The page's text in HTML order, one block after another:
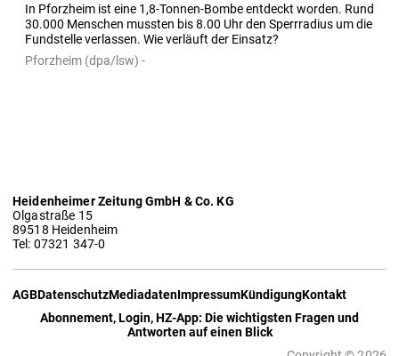
In Pforzheim ist eine 1,8-Tonnen-Bombe entdeckt worden. Rund
30.000 Menschen mussten bis 8.00 Uhr den Sperrradius um die
Fundstelle verlassen. Wie verläuft der Einsatz?
Pforzheim (dpa/lsw) -
Heidenheimer Zeitung GmbH & Co. KG
Olgastraße 15
89518 Heidenheim
Tel: 07321 347-0
AGBDatenschutzMediadatenImpressumKündigungKontakt
Abonnement, Login, HZ-App: Die wichtigsten Fragen und
Antworten auf einen Blick